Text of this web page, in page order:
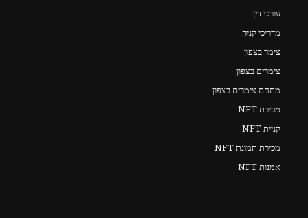
עורכי דין
מדריכי קניה
צימר בצפון
צימרים בצפון
מתחם צימרים בצפון
מכירת NFT
קניית NFT
מכירת תמונת NFT
אמנות NFT